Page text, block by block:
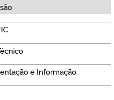
e Informação